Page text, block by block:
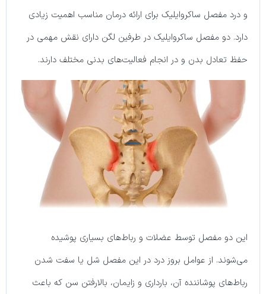
و درد مفصل ساکروایلیک برای ارائه درمان مناسب اهمیت زیادی
دارد. دو مفصل ساکروایلیک در طرفین لگن دارای نقش مهمی در
حفظ تعادل بدن و در انجام فعالیت‌های بدنی مختلف دارند.
این دو مفصل توسط عضلات و رباط‌های بسیاری پوشیده
می‌شوند. از عوامل بروز درد در این مفصل شل یا سفت شدن
رباط‌های پوشاننده آن، بارداری و زایمان، بالارفتن سن که باعث